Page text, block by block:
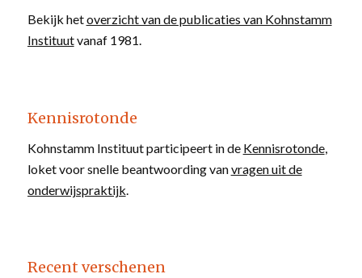
Bekijk hetoverzicht van de publicaties van Kohnstamm
Instituutvanaf 1981.
Kennisrotonde
Kohnstamm Instituut participeert in de Kennisrotonde,
loket voor snelle beantwoording vanvragen uit de
onderwijspraktijk
Recent verschenen